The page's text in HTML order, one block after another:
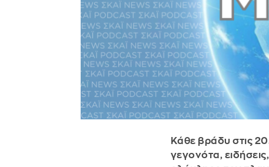
Κάθε βράδυ στις
γεγονότα,